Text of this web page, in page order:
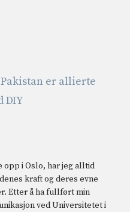
er allierte
DIY
opp i Oslo, har jeg alltid
kraft og deres evne
Etter å ha fullført min
ved Universitetet i